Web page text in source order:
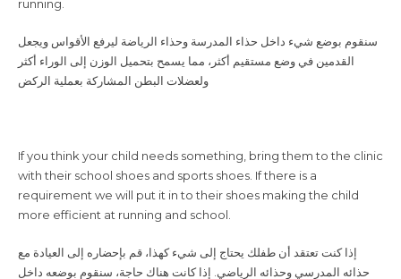
running.
سنقوم بوضع شيء داخل حذاء المدرسة وحذاء الرياضة ليرفع الأقواس ويجعل
القدمين في وضع مستقيم أكثر، مما يسمح بتحميل الوزن إلى الوراء أكثر
ولعضلات البطن المشاركة بعملية الركض
with their school shoes and sports shoes. If there is a
requirement we will put it in to their shoes making the child
more efficient at running and school.
إذا كنت تعتقد أن طفلك يحتاج إلى شيء كهذا، قم بإحضاره إلى العيادة مع
حذائه المدرسي وحذائه الرياضي. إذا كانت هناك حاجة، سنقوم بوضعه داخل